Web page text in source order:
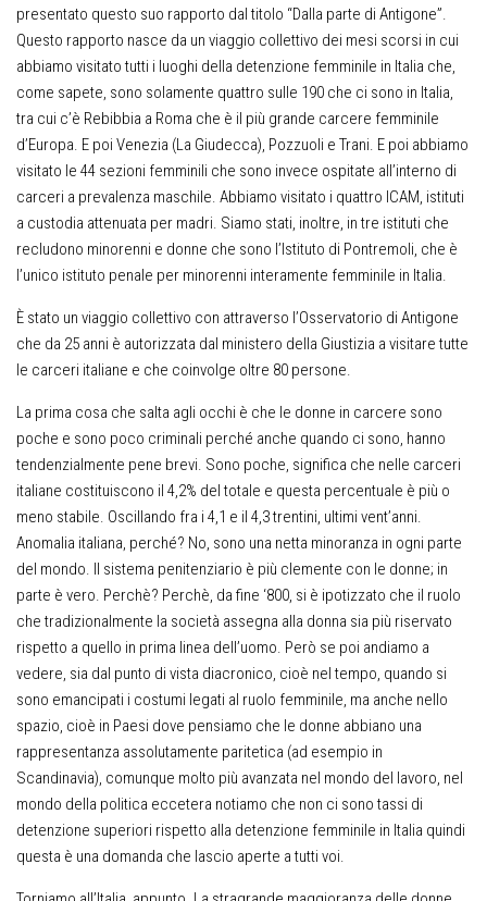
presentato questo suo rapporto dal titolo “Dalla parte di Antigone”.
Questo rapporto nasce da un viaggio collettivo dei mesi scorsi in cui
abbiamo visitato tutti i luoghi della detenzione femminile in Italia che,
come sapete, sono solamente quattro sulle 190 che ci sono in Italia,
tra cui c’è Rebibbia a Roma che è il più grande carcere femminile
d’Europa. E poi Venezia (La Giudecca), Pozzuoli e Trani. E poi abbiamo
visitato le 44 sezioni femminili che sono invece ospitate all’interno di
carceri a prevalenza maschile. Abbiamo visitato i quattro ICAM, istituti
a custodia attenuata per madri. Siamo stati, inoltre, in tre istituti che
recludono minorenni e donne che sono l’Istituto di Pontremoli, che è
l’unico istituto penale per minorenni interamente femminile in Italia.
È stato un viaggio collettivo con attraverso l’Osservatorio di Antigone
che da 25 anni è autorizzata dal ministero della Giustizia a visitare tutte
le carceri italiane e che coinvolge oltre 80 persone.
La prima cosa che salta agli occhi è che le donne in carcere sono
poche e sono poco criminali perché anche quando ci sono, hanno
tendenzialmente pene brevi. Sono poche, significa che nelle carceri
italiane costituiscono il 4,2% del totale e questa percentuale è più o
meno stabile. Oscillando fra i 4,1 e il 4,3 trentini, ultimi vent’anni.
Anomalia italiana, perché? No, sono una netta minoranza in ogni parte
del mondo. Il sistema penitenziario è più clemente con le donne; in
parte è vero. Perchè? Perchè, da fine ‘800, si è ipotizzato che il ruolo
che tradizionalmente la società assegna alla donna sia più riservato
rispetto a quello in prima linea dell’uomo. Però se poi andiamo a
vedere, sia dal punto di vista diacronico, cioè nel tempo, quando si
sono emancipati i costumi legati al ruolo femminile, ma anche nello
spazio, cioè in Paesi dove pensiamo che le donne abbiano una
rappresentanza assolutamente paritetica (ad esempio in
Scandinavia), comunque molto più avanzata nel mondo del lavoro, nel
mondo della politica eccetera notiamo che non ci sono tassi di
detenzione superiori rispetto alla detenzione femminile in Italia quindi
questa è una domanda che lascio aperte a tutti voi.